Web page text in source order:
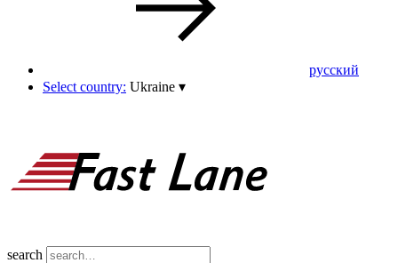
pусский
Select country: Ukraine ▾
search